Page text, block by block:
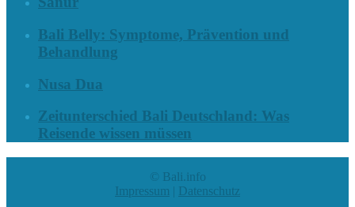
Bali Belly: Symptome, Prävention und
Behandlung
Nusa Dua
Zeitunterschied Bali Deutschland: Was
Reisende wissen müssen
© Bali.info
Impressum | Datenschutz